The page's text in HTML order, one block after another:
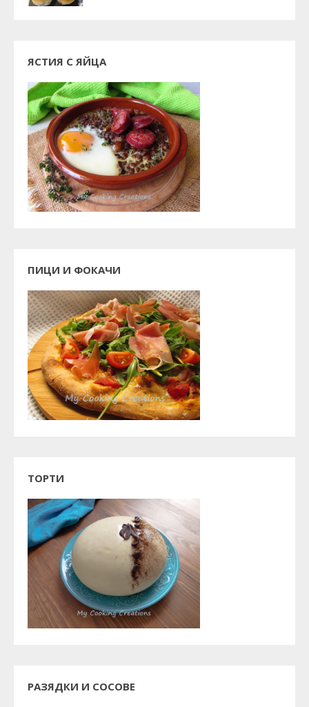
ЯСТИЯ С ЯЙЦА
ПИЦИ И ФОКАЧИ
ТОРТИ
РАЗЯДКИ И СОСОВЕ